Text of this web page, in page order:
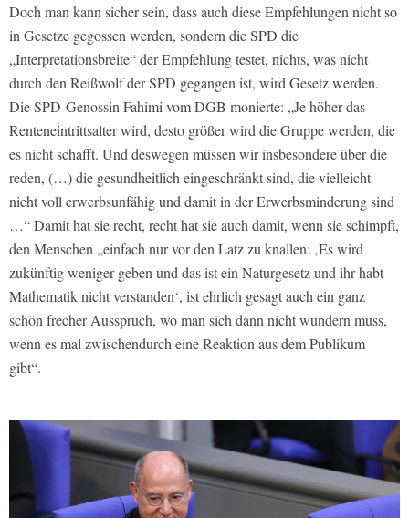
Doch man kann sicher sein, dass auch diese Empfehlungen nicht so
in Gesetze gegossen werden, sondern die SPD die
„Interpretationsbreite“ der Empfehlung testet, nichts, was nicht
durch den Reißwolf der SPD gegangen ist, wird Gesetz werden.
Die SPD-Genossin Fahimi vom DGB monierte: „Je höher das
Renteneintrittsalter wird, desto größer wird die Gruppe werden, die
es nicht schafft. Und deswegen müssen wir insbesondere über die
reden, (…) die gesundheitlich eingeschränkt sind, die vielleicht
nicht voll erwerbsunfähig und damit in der Erwerbsminderung sind
…“ Damit hat sie recht, recht hat sie auch damit, wenn sie schimpft,
den Menschen „einfach nur vor den Latz zu knallen: ‚Es wird
zukünftig weniger geben und das ist ein Naturgesetz und ihr habt
Mathematik nicht verstanden‘, ist ehrlich gesagt auch ein ganz
schön frecher Ausspruch, wo man sich dann nicht wundern muss,
wenn es mal zwischendurch eine Reaktion aus dem Publikum
gibt“.